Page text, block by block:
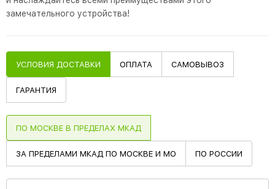
замечательного устройства!
УСЛОВИЯ ДОСТАВКИ ОПЛАТА САМОВЫВОЗ
ГАРАНТИЯ
ПО МОСКВЕ В ПРЕДЕЛАХ МКАД
ЗА ПРЕДЕЛАМИ МКАД ПО МОСКВЕ И МО ПО РОССИИ